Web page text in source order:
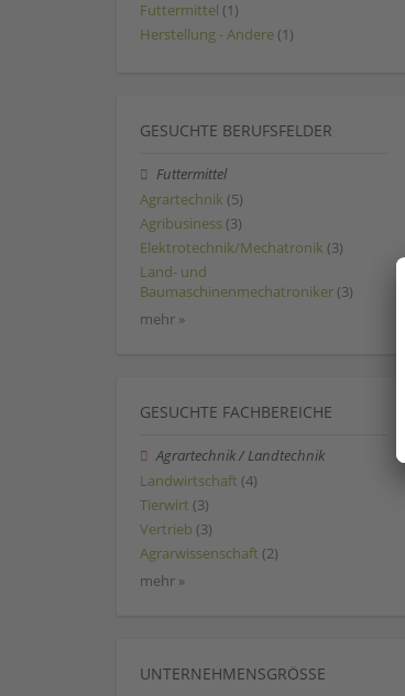
Futtermittel (1)
Herstellung - Andere (1)
GESUCHTE BERUFSFELDER
Futtermittel
Agrartechnik (5)
Agribusiness (3)
Elektrotechnik/Mechatronik (3)
Land- und
Baumaschinenmechatroniker (3)
mehr »
GESUCHTE FACHBEREICHE
Agrartechnik / Landtechnik
Landwirtschaft (4)
Tierwirt (3)
Vertrieb (3)
Agrarwissenschaft (2)
mehr »
UNTERNEHMENSGRÖSSE